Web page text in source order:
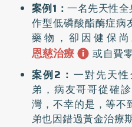
案例1：一名先天性
作型低磷酸酯酶症病
藥物，卻因健保
恩慈治療
或自費
案例2： 一對先天
弟，病友哥哥從確
灣，不幸的是，等不
弟也因錯過黃金治療